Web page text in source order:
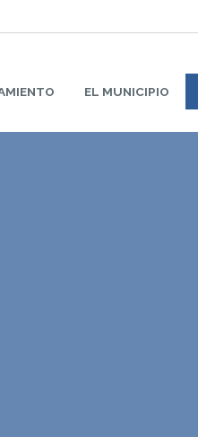
EL MUNICIPIO